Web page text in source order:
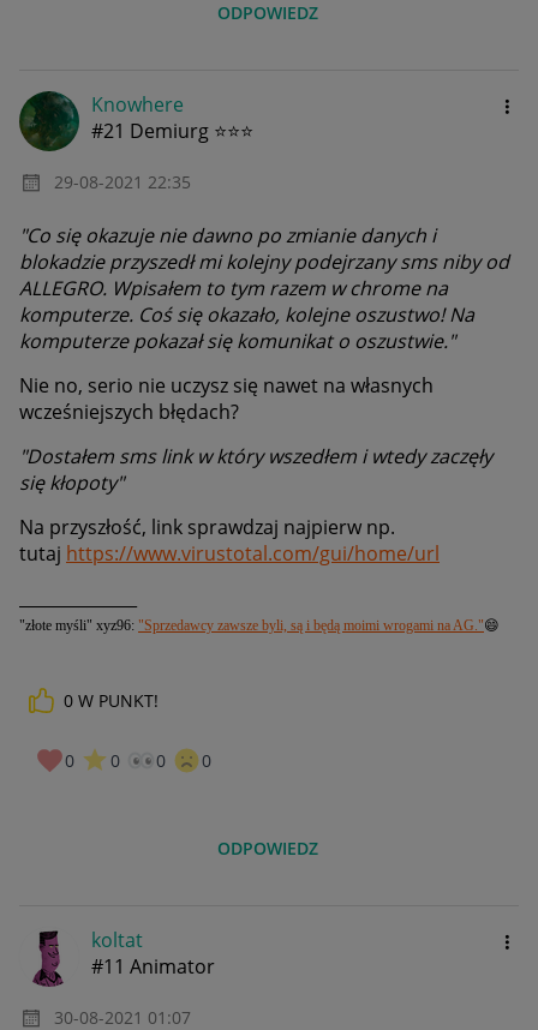
ODPOWIEDZ
Knowhere
#21 Demiurg ⭐⭐⭐
‎29-08-2021 22:35
"Co się okazuje nie dawno po zmianie danych i
blokadzie przyszedł mi kolejny podejrzany sms niby od
ALLEGRO. Wpisałem to tym razem w chrome na
komputerze. Coś się okazało, kolejne oszustwo! Na
komputerze pokazał się komunikat o oszustwie."
Nie no, serio nie uczysz się nawet na własnych
wcześniejszych błędach?
"Dostałem sms link w który wszedłem i wtedy zaczęły
się kłopoty"
Na przyszłość, link sprawdzaj najpierw np.
tutaj https://www.virustotal.com/gui/home/url
"złote myśli" xyz96: "Sprzedawcy zawsze byli, są i będą moimi wrogami na AG."😄
0 W PUNKT!
0 0 0 0
ODPOWIEDZ
koltat
#11 Animator
‎30-08-2021 01:07